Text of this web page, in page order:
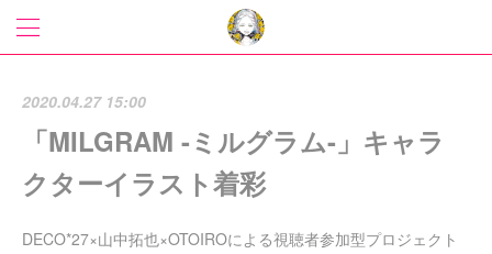
2020.04.27 15:00
「MILGRAM -ミルグラム-」キャラ
クターイラスト着彩
DECO*27×山中拓也×OTOIROによる視聴者参加型プロジェクト